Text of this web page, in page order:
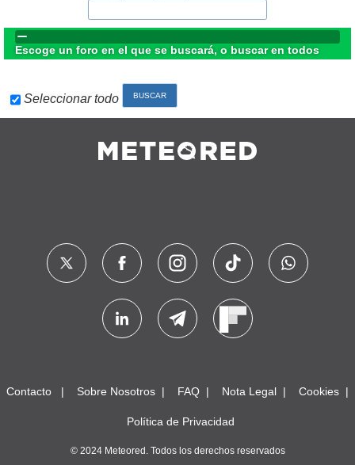
Escoge un foro en el que se buscará, o buscar en todos
Seleccionar todo
Contacto Sobre Nosotros FAQ Nota Legal Cookies
Política de Privacidad
© 2024 Meteored. Todos los derechos reservados